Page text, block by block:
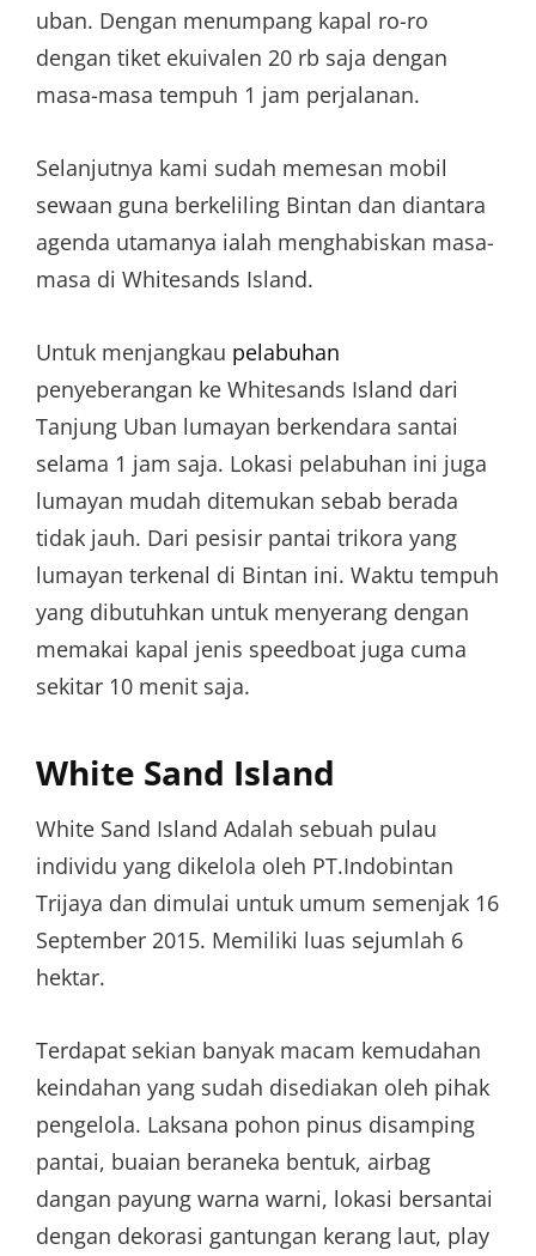
uban. Dengan menumpang kapal ro-ro
dengan tiket ekuivalen 20 rb saja dengan
masa-masa tempuh 1 jam perjalanan.
Selanjutnya kami sudah memesan mobil
sewaan guna berkeliling Bintan dan diantara
agenda utamanya ialah menghabiskan masa-
masa di Whitesands Island.
Untuk menjangkau pelabuhan
penyeberangan ke Whitesands Island dari
Tanjung Uban lumayan berkendara santai
selama 1 jam saja. Lokasi pelabuhan ini juga
lumayan mudah ditemukan sebab berada
tidak jauh. Dari pesisir pantai trikora yang
lumayan terkenal di Bintan ini. Waktu tempuh
yang dibutuhkan untuk menyerang dengan
memakai kapal jenis speedboat juga cuma
sekitar 10 menit saja.
White Sand Island
White Sand Island Adalah sebuah pulau
individu yang dikelola oleh PT.Indobintan
Trijaya dan dimulai untuk umum semenjak 16
September 2015. Memiliki luas sejumlah 6
hektar.
Terdapat sekian banyak macam kemudahan
keindahan yang sudah disediakan oleh pihak
pengelola. Laksana pohon pinus disamping
pantai, buaian beraneka bentuk, airbag
dangan payung warna warni, lokasi bersantai
dengan dekorasi gantungan kerang laut, play